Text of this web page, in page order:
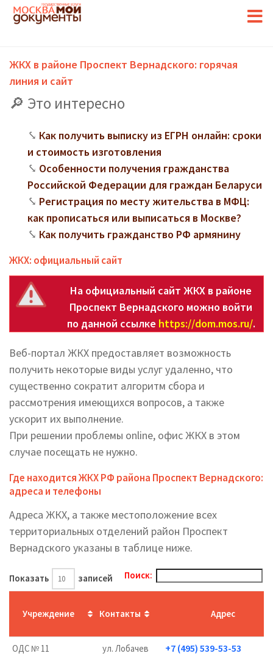
ЖКХ в районе Проспект Вернадского: горячая
линия и сайт
Это интересно
Как получить выписку из ЕГРН онлайн: сроки
и стоимость изготовления
Особенности получения гражданства
Российской Федерации для граждан Беларуси
Регистрация по месту жительства в МФЦ:
как прописаться или выписаться в Москве?
Как получить гражданство РФ армянину
ЖКХ: официальный сайт
На официальный сайт ЖКХ в районе
Проспект Вернадского можно войти
по данной ссылке https://dom.mos.ru/.
Веб-портал ЖКХ предоставляет возможность
получить некоторые виды услуг удаленно, что
существенно сократит алгоритм сбора и
рассмотрения имеющихся вопросов, а также
ускорит их выполнение.
При решении проблемы online, офис ЖКХ в этом
случае посещать не нужно.
Где находится ЖКХ РФ района Проспект Вернадского:
адреса и телефоны
Адреса ЖКХ, а также местоположение всех
территориальных отделений район Проспект
Вернадского указаны в таблице ниже.
Показать записей Поиск:
Учреждение Контакты Адрес
ОДС № 11
ул. Лобачев
+7 (495) 539-53-53